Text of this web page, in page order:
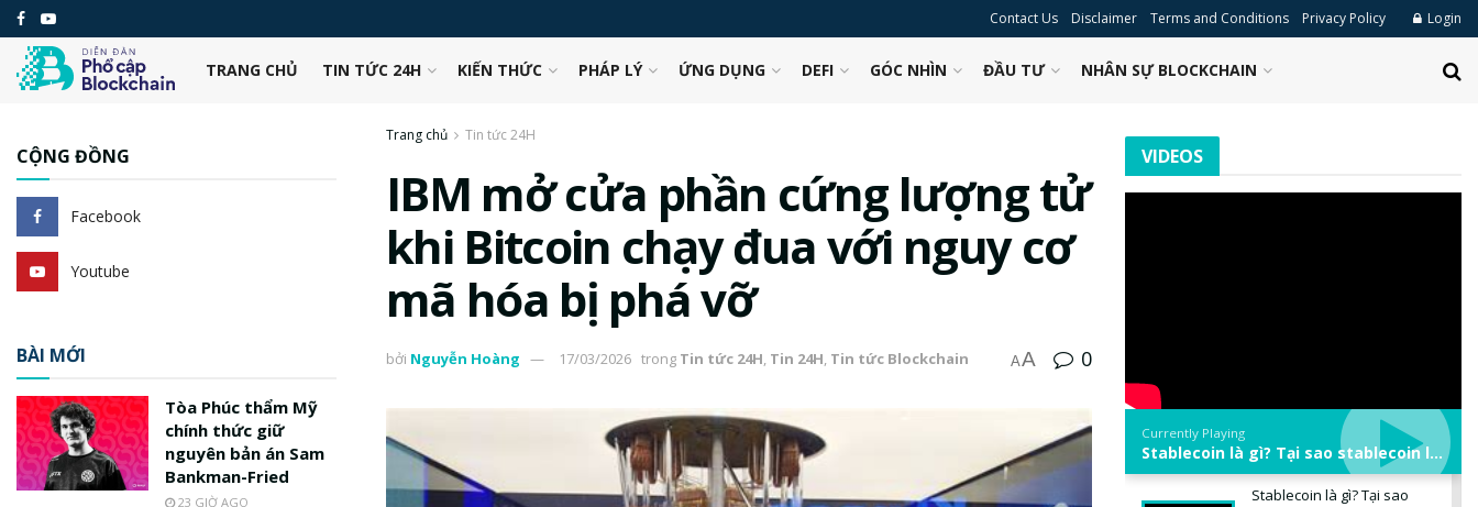
Contact Us Disclaimer Terms and Conditions Privacy Policy Login
TRANG CHỦ TIN TỨC 24H KIẾN THỨC PHÁP LÝ ỨNG DỤNG DEFI GÓC NHÌN ĐẦU TƯ NHÂN SỰ BLOCKCHAIN
Trang chủ Tin tức 24H
IBM mở cửa phần cứng lượng tử
khi Bitcoin chạy đua với nguy cơ
mã hóa bị phá vỡ
bởi Nguyễn Hoàng 17/03/2026 trong Tin tức 24H, Tin 24H, Tin tức Blockchain AA 0
CỘNG ĐỒNG
Facebook
Youtube
BÀI MỚI
Tòa Phúc thẩm Mỹ
chính thức giữ
nguyên bản án Sam
Bankman-Fried
23 GIỜ AGO
VIDEOS
Currently Playing
Stablecoin là gì? Tại sao stablecoin lại quan trọng trong thị trường crypto? | Phổ cập Blockchain
Stablecoin là gì? Tại sao